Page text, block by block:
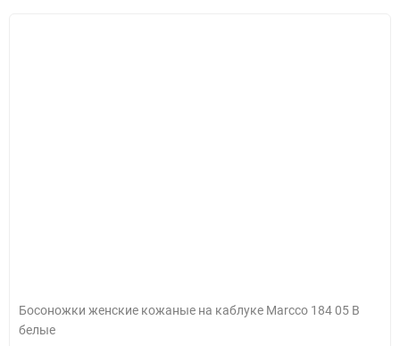
Босоножки женские кожаные на каблуке Marcco 184 05 B
белые